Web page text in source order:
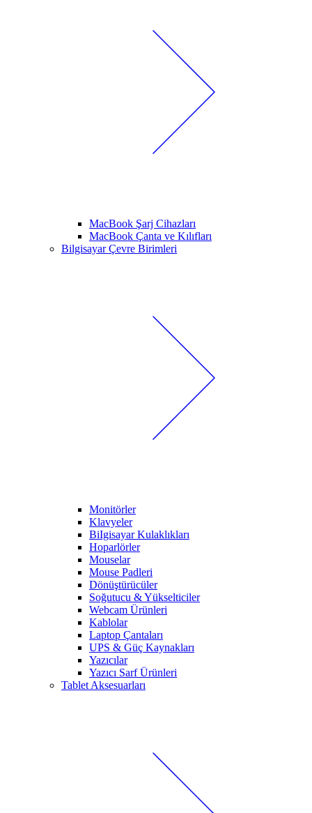
MacBook Şarj Cihazları
MacBook Çanta ve Kılıfları
Bilgisayar Çevre Birimleri
Monitörler
Klavyeler
BiIgisayar Kulaklıkları
Hoparlörler
Mouselar
Mouse Padleri
Dönüştürücüler
Soğutucu & Yükselticiler
Webcam Ürünleri
Kablolar
Laptop Çantaları
UPS & Güç Kaynakları
Yazıcılar
Yazıcı Sarf Ürünleri
Tablet Aksesuarları